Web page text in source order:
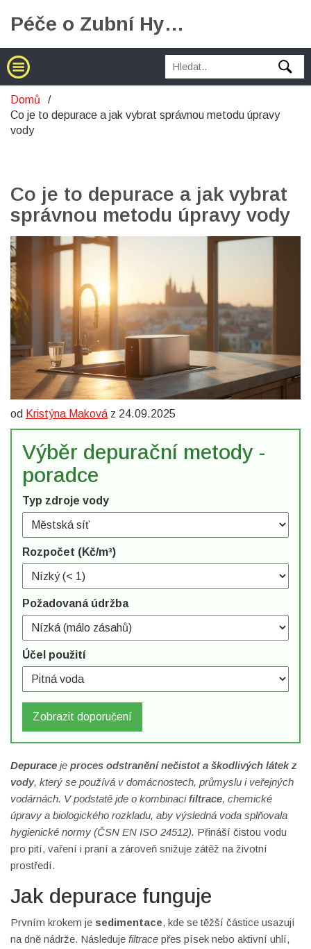
Péče o Zubní Hygienu
Domů
Co je to depurace a jak vybrat správnou metodu úpravy
vody
Co je to depurace a jak vybrat
správnou metodu úpravy vody
od Kristýna Maková z 24.09.2025
Výběr depurační metody -
poradce
Typ zdroje vody
Rozpočet (Kč/m³)
Požadovaná údržba
Účel použití
Zobrazit doporučení
Depurace je proces odstranění nečistot a škodlivých látek z
vody, který se používá v domácnostech, průmyslu i veřejných
vodárnách. V podstatě jde o kombinacifiltrace, chemické
úpravy a biologického rozkladu, aby výsledná voda splňovala
hygienické normy (ČSN EN ISO 24512). Přináší čistou vodu
pro pití, vaření i praní a zároveň snižuje zátěž na životní
prostředí.
Jak depurace funguje
Prvním krokem je sedimentace, kde se těžší částice usazují
na dně nádrže. Následuje filtrace přes písek nebo aktivní uhlí,